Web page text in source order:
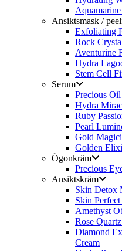
Ansiktsmask /
Exfoliating
Rock
Aventurine
Hydra
Stem Cell
Serum
Precious Oil
Hydra
Ruby
Pearl
Gold
Golden
Ögonkräm
Precious
Ansiktskräm
Skin Detox
Skin
Amethyst
Rose
Diamond
Cream